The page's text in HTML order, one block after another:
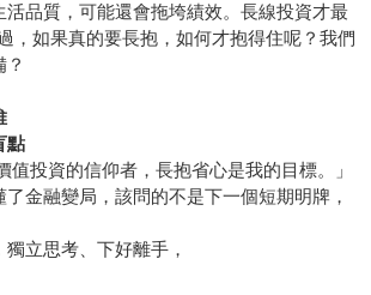
活品質，可能還會拖垮績效。長線投資才最
，如果真的要長抱，如何才抱得住呢？我們
點
值投資的信仰者，長抱省心是我的目標。」
金融變局，該問的不是下一個短期明牌，
立思考、下好離手，